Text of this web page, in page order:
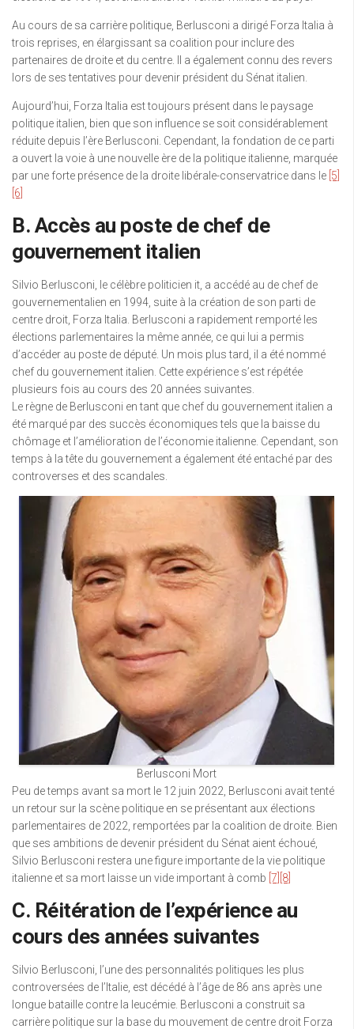
Au cours de sa carrière politique, Berlusconi a dirigé Forza Italia à
trois reprises, en élargissant sa coalition pour inclure des
partenaires de droite et du centre. Il a également connu des revers
lors de ses tentatives pour devenir président du Sénat italien.
Aujourd’hui, Forza Italia est toujours présent dans le paysage
politique italien, bien que son influence se soit considérablement
réduite depuis l’ère Berlusconi. Cependant, la fondation de ce parti
a ouvert la voie à une nouvelle ère de la politique italienne, marquée
par une forte présence de la droite libérale-conservatrice dans le [5]
[6]
B. Accès au poste de chef de
gouvernement italien
Silvio Berlusconi, le célèbre politicien it, a accédé au de chef de
gouvernementalien en 1994, suite à la création de son parti de
centre droit, Forza Italia. Berlusconi a rapidement remporté les
élections parlementaires la même année, ce qui lui a permis
d’accéder au poste de député. Un mois plus tard, il a été nommé
chef du gouvernement italien. Cette expérience s’est répétée
plusieurs fois au cours des 20 années suivantes.
Le règne de Berlusconi en tant que chef du gouvernement italien a
été marqué par des succès économiques tels que la baisse du
chômage et l’amélioration de l’économie italienne. Cependant, son
temps à la tête du gouvernement a également été entaché par des
controverses et des scandales.
Berlusconi Mort
Peu de temps avant sa mort le 12 juin 2022, Berlusconi avait tenté
un retour sur la scène politique en se présentant aux élections
parlementaires de 2022, remportées par la coalition de droite. Bien
que ses ambitions de devenir président du Sénat aient échoué,
Silvio Berlusconi restera une figure importante de la vie politique
italienne et sa mort laisse un vide important à comb [7] [8]
C. Réitération de l’expérience au
cours des années suivantes
Silvio Berlusconi, l’une des personnalités politiques les plus
controversées de l’Italie, est décédé à l’âge de 86 ans après une
longue bataille contre la leucémie. Berlusconi a construit sa
carrière politique sur la base du mouvement de centre droit Forza